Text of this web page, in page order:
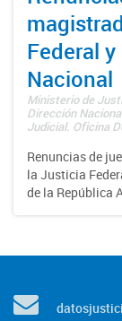
Federal
Nacional
Ministerio de
Dirección
Judicial. Oficina
Renuncias de
la Justicia
de la República